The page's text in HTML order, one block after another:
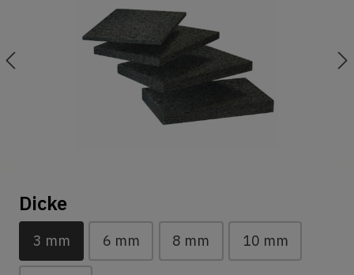
Dicke
3 mm 6 mm 8 mm 10 mm